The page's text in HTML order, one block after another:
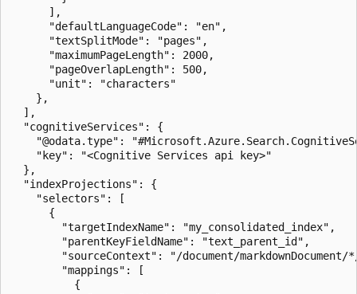
      ],
      "defaultLanguageCode": "en",
      "textSplitMode": "pages",
      "maximumPageLength": 2000,
      "pageOverlapLength": 500,
      "unit": "characters"
    },
  ],
  "cognitiveServices": {
"@odata.type":
    "key": "<Cognitive Services api key>"
  },
  "indexProjections": {
    "selectors": [
      {
        "targetIndexName": "my_consolidated_index",
        "parentKeyFieldName": "text_parent_id",
"sourceContext": "/document/markdownDocument/
        "mappings": [
          {